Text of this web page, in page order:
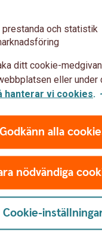
betala för större
fika. Passar ofta
den.
med chans till
en baspeng, med
prestanda och statistik
ditt cookie-
eller under
hanterar vi cookies.
Godkänn alla
nödvändiga
Cookie-